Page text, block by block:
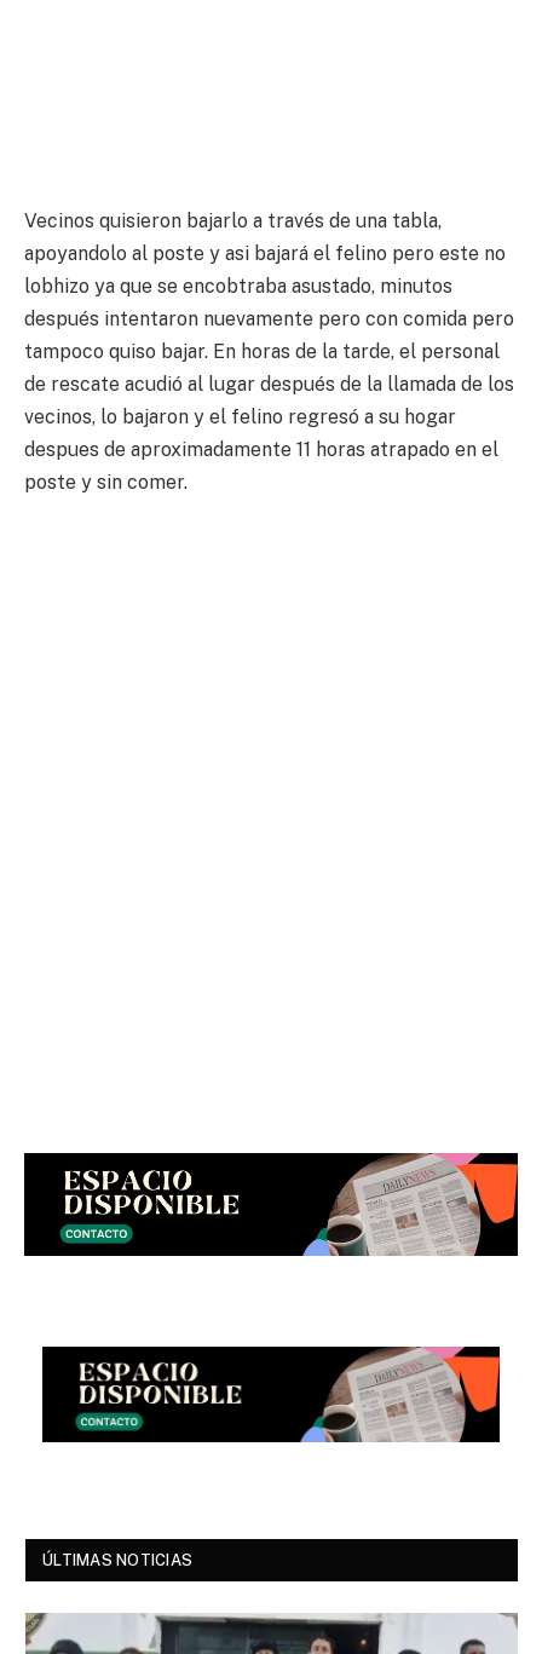
Vecinos quisieron bajarlo a través de una tabla,
apoyandolo al poste y asi bajará el felino pero este no
lobhizo ya que se encobtraba asustado, minutos
después intentaron nuevamente pero con comida pero
tampoco quiso bajar. En horas de la tarde, el personal
de rescate acudió al lugar después de la llamada de los
vecinos, lo bajaron y el felino regresó a su hogar
despues de aproximadamente 11 horas atrapado en el
poste y sin comer.
ÚLTIMAS NOTICIAS